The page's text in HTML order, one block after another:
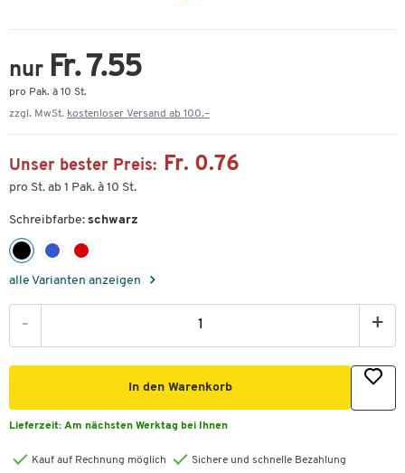
nur Fr. 7.55
pro Pak. à 10 St.
zzgl. MwSt. kostenloser Versand ab 100.–
Unser bester Preis: Fr. 0.76
pro St. ab 1 Pak. à 10 St.
Schreibfarbe: schwarz
alle Varianten anzeigen
- +
In den Warenkorb
Lieferzeit: Am nächsten Werktag bei Ihnen
Kauf auf Rechnung möglich Sichere und schnelle Bezahlung